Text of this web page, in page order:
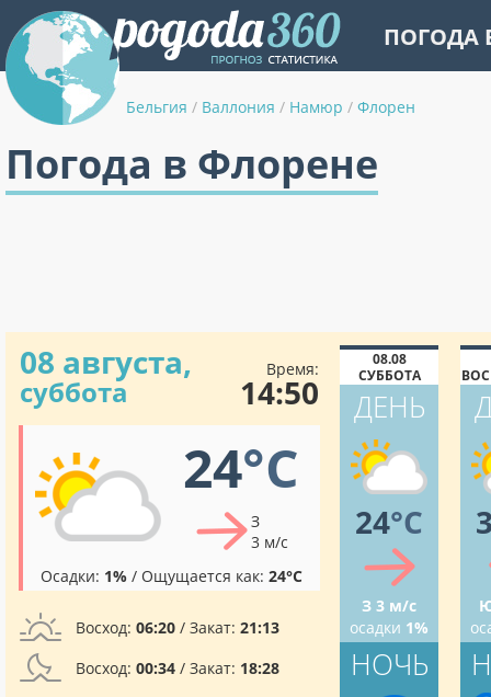
ПОГОДА
Бельгия / Валлония / Намюр / Флорен
Погода в Флорене
08 августа,
суббота
Время:
14:50
24°C
З
3 м/с
Осадки: 1% / Ощущается как: 24°C
Восход: 06:20 / Закат: 21:13
Восход: 00:34 / Закат: 18:28
08.08
СУББОТА
ДЕНЬ
24°C
З 3 м/с
осадки 1%
НОЧЬ